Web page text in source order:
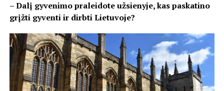
– Dalį gyvenimo praleidote užsienyje, kas paskatino
grįžti gyventi ir dirbti Lietuvoje?